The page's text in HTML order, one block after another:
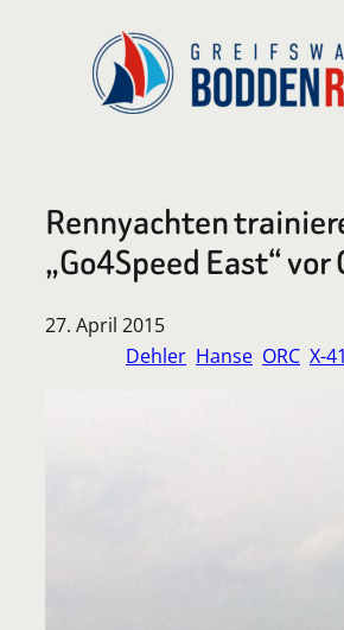
Rennyachten
„Go4Speed East“
27. April 2015
Dehler Hanse ORC X-41